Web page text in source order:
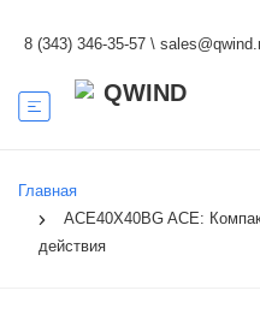
8 (343) 346-35-57 \
Главная
ACE40X40BG ACE:
действия